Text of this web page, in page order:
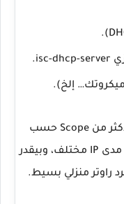
isc-dhcp-server
.
إلخ).
من Scope حسب
الفروع أو الـ VLANs، وبيحدد لكل شبكة مدى IP مختلف، وبيقدر
راوتر منزلي بسيط.